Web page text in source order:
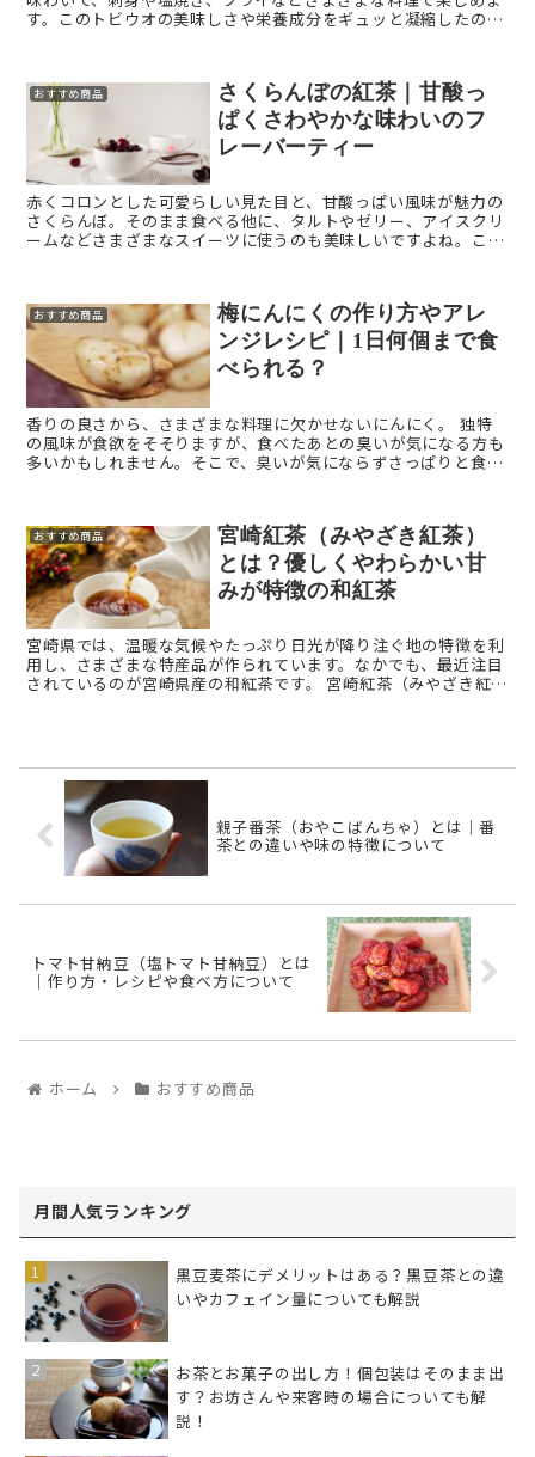
す。このトビウオの美味しさや栄養成分をギュッと凝縮したの
おすすめ商品
さくらんぼの紅茶｜甘酸っ
ぱくさわやかな味わいのフ
レーバーティー
赤くコロンとした可愛らしい見た目と、甘酸っぱい風味が魅力の
さくらんぼ。そのまま食べる他に、タルトやゼリー、アイスクリ
ームなどさまざまなスイーツに使うのも美味しいですよね。この
おすすめ商品
梅にんにくの作り方やアレ
ンジレシピ｜1日何個まで食
べられる？
香りの良さから、さまざまな料理に欠かせないにんにく。 独特
の風味が食欲をそそりますが、食べたあとの臭いが気になる方も
多いかもしれません。そこで、臭いが気にならずさっぱりと食べ
おすすめ商品
宮崎紅茶（みやざき紅茶）
とは？優しくやわらかい甘
みが特徴の和紅茶
宮崎県では、温暖な気候やたっぷり日光が降り注ぐ地の特徴を利
用し、さまざまな特産品が作られています。なかでも、最近注目
されているのが宮崎県産の和紅茶です。 宮崎紅茶（みやざき紅
親子番茶（おやこばんちゃ）とは｜番
茶との違いや味の特徴について
トマト甘納豆（塩トマト甘納豆）とは
｜作り方・レシピや食べ方について
ホーム おすすめ商品
月間人気ランキング
黒豆麦茶にデメリットはある？黒豆茶との違
いやカフェイン量についても解説
お茶とお菓子の出し方！個包装はそのまま出
す？お坊さんや来客時の場合についても解
説！